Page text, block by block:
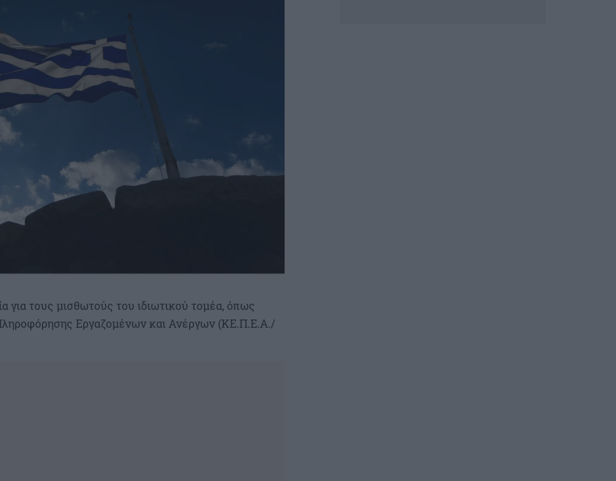
για τους μισθωτούς του ιδιωτικού τομέα, όπως
Εργαζομένων και Ανέργων (ΚΕ.Π.Ε.Α./